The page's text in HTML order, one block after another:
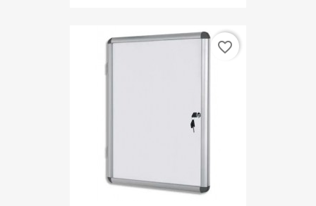
favorite_border